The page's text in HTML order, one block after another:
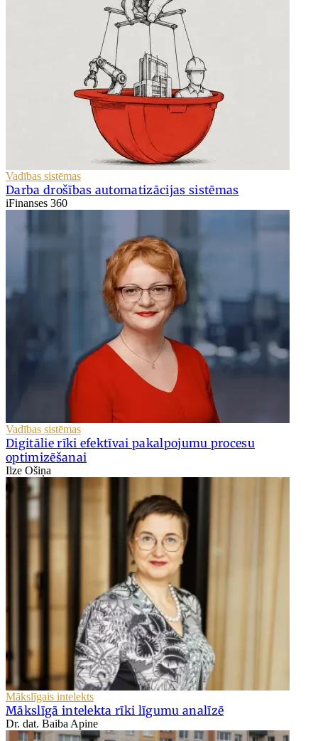
Vadības sistēmas
Darba drošības automatizācijas sistēmas
iFinanses 360
Vadības sistēmas
Digitālie rīki efektīvai pakalpojumu procesu
optimizēšanai
Ilze Ošiņa
Mākslīgais intelekts
Mākslīgā intelekta rīki līgumu analīzē
Dr. dat. Baiba Apine